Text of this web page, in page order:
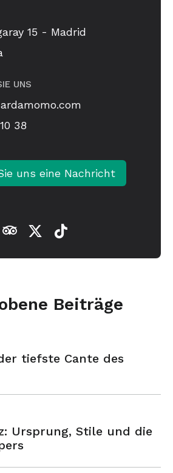
15 - Madrid
UNS
38
uns eine Nachricht
Beiträge
tiefste Cante des
Ursprung, Stile und die